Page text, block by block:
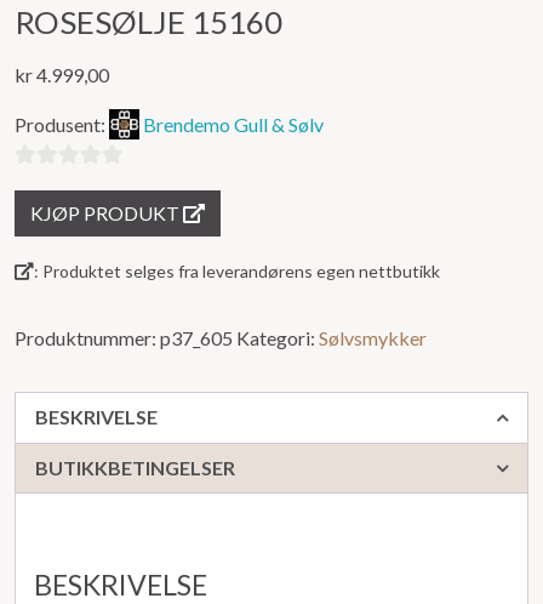
ROSESØLJE 15160
kr4.999,00
Produsent: Brendemo Gull & Sølv
5
KJØP PRODUKT
: Produktet selges fra leverandørens egen nettbutikk
Produktnummer: p37_605 Kategori: Sølvsmykker
BESKRIVELSE
BUTIKKBETINGELSER
BESKRIVELSE